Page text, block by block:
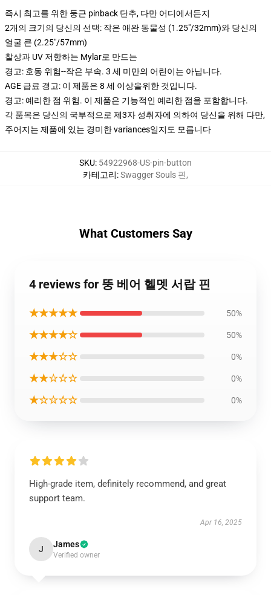
즉시 최고를 위한 둥근 pinback 단추, 다만 어디에서든지
2개의 크기의 당신의 선택: 작은 애완 동물성 (1.25"/32mm)와 당신의
얼굴 큰 (2.25"/57mm)
찰상과 UV 저항하는 Mylar로 만드는
경고: 호동 위험--작은 부속. 3 세 미만의 어린이는 아닙니다.
AGE 급료 경고: 이 제품은 8 세 이상을위한 것입니다.
경고: 예리한 점 위험. 이 제품은 기능적인 예리한 점을 포함합니다.
각 품목은 당신의 국부적으로 제3자 성취자에 의하여 당신을 위해 다만,
주어지는 제품에 있는 경미한 variances일지도 모릅니다
SKU: 54922968-US-pin-button
카테고리:Swagger Souls 핀,
What Customers Say
4 reviews for 뚱 베어 헬멧 서랍 핀
★★★★★ 50%
★★★★☆ 50%
★★★☆☆ 0%
★★☆☆☆ 0%
★☆☆☆☆ 0%
High-grade item, definitely recommend, and great
support team.
Apr 16, 2025
J James
Verified owner